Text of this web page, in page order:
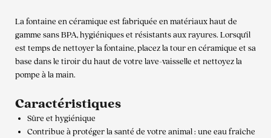
La fontaine en céramique est fabriquée en matériaux haut de
gamme sans BPA, hygiéniques et résistants aux rayures. Lorsqu’il
est temps de nettoyer la fontaine, placez la tour en céramique et sa
base dans le tiroir du haut de votre lave-vaisselle et nettoyez la
pompe à la main.
Caractéristiques
Sûre et hygiénique
Contribue à protéger la santé de votre animal : une eau fraîche